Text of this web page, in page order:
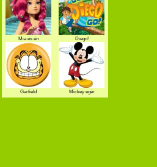
Mia és én Diego!
Garfield Mickey egér